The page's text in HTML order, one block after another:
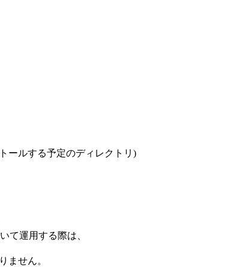
ールする予定のディレクトリ)
て運用する際は、
ません。